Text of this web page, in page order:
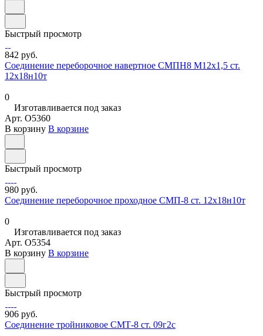
Быстрый просмотр
842 руб.
Соединение переборочное навертное СМПН8 М12х1,5 ст.
12х18н10т
0
Изготавливается под заказ
Арт. O5360
В корзину В корзине
Быстрый просмотр
980 руб.
Соединение переборочное проходное СМП-8 ст. 12х18н10т
0
Изготавливается под заказ
Арт. O5354
В корзину В корзине
Быстрый просмотр
906 руб.
Соединение тройниковое СМТ-8 ст. 09г2с